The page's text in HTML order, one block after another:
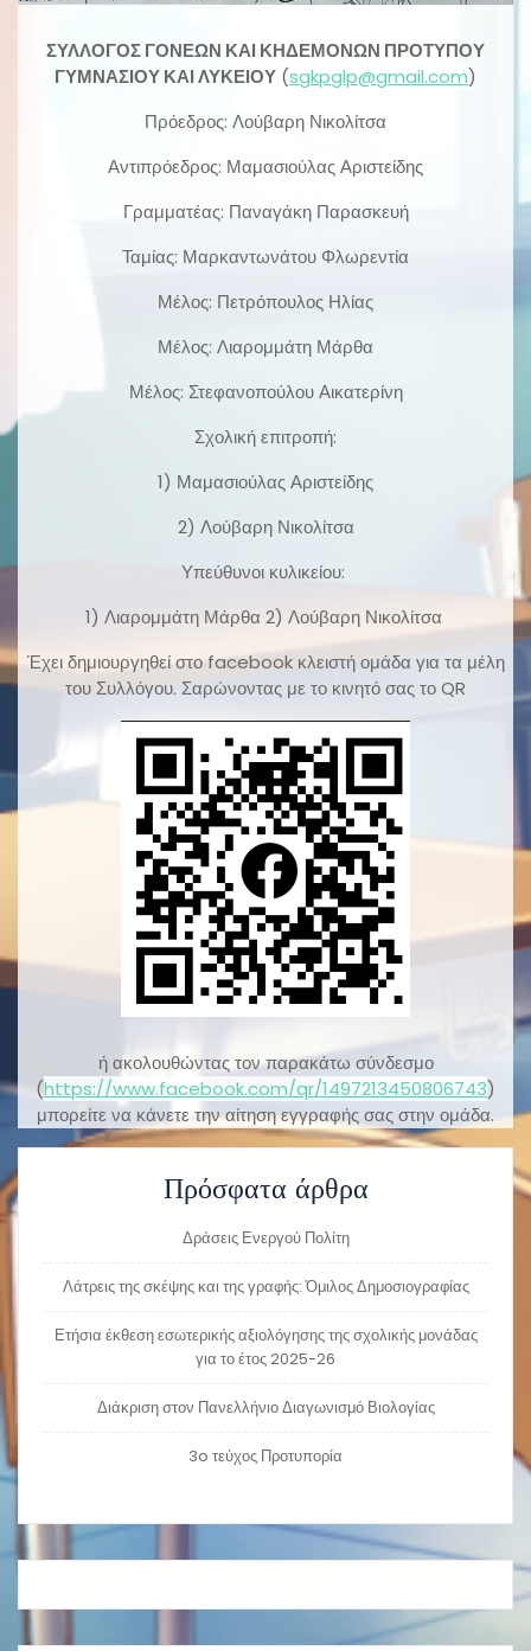
ΣΥΛΛΟΓΟΣ ΓΟΝΕΩΝ ΚΑΙ ΚΗΔΕΜΟΝΩΝ ΠΡΟΤΥΠΟΥ
ΓΥΜΝΑΣΙΟΥ ΚΑΙ ΛΥΚΕΙΟΥ (sgkpglp@gmail.com)
Πρόεδρος: Λούβαρη Νικολίτσα
Αντιπρόεδρος: Μαμασιούλας Αριστείδης
Γραμματέας: Παναγάκη Παρασκευή
Ταμίας: Μαρκαντωνάτου Φλωρεντία
Μέλος: Πετρόπουλος Ηλίας
Μέλος: Λιαρομμάτη Μάρθα
Μέλος: Στεφανοπούλου Αικατερίνη
Σχολική επιτροπή:
1) Μαμασιούλας Αριστείδης
2) Λούβαρη Νικολίτσα
Υπεύθυνοι κυλικείου:
1) Λιαρομμάτη Μάρθα 2) Λούβαρη Νικολίτσα
Έχει δημιουργηθεί στο facebook κλειστή ομάδα για τα μέλη
του Συλλόγου. Σαρώνοντας με το κινητό σας το QR
ή ακολουθώντας τον παρακάτω σύνδεσμο
(https://www.facebook.com/qr/1497213450806743)
μπορείτε να κάνετε την αίτηση εγγραφής σας στην ομάδα.
Πρόσφατα άρθρα
Δράσεις Ενεργού Πολίτη
Λάτρεις της σκέψης και της γραφής: Όμιλος Δημοσιογραφίας
Ετήσια έκθεση εσωτερικής αξιολόγησης της σχολικής μονάδας
για το έτος 2025-26
Διάκριση στον Πανελλήνιο Διαγωνισμό Βιολογίας
3o τεύχος Προτυπορία